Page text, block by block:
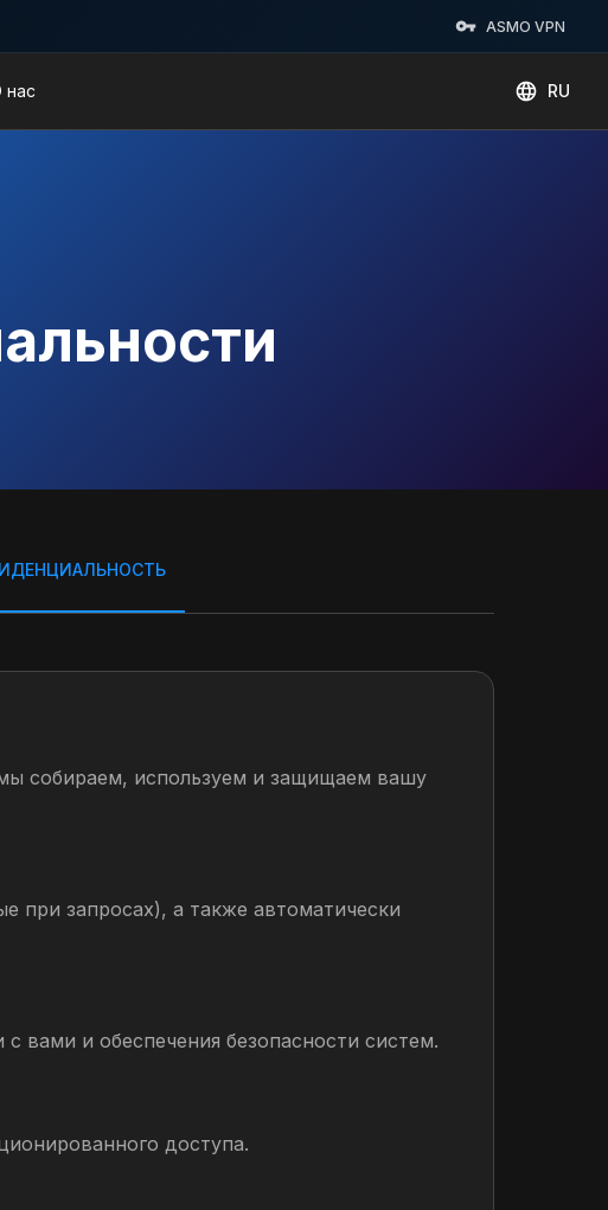
ASMO VPN
нас RU
собираем, используем и защищаем вашу
запросах), а также автоматически
вами и обеспечения безопасности систем.
доступа.